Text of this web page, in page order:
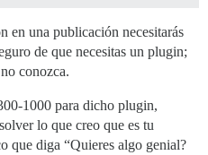
en una publicación necesitarás
de que necesitas un plugin;
conozca.
1000 para dicho plugin,
lo que creo que es tu
que diga “Quieres algo genial?